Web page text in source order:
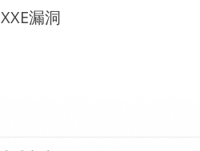
漏洞